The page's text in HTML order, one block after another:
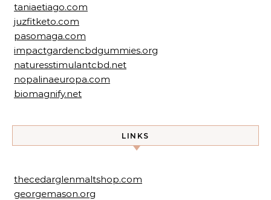
taniaetiago.com
juzfitketo.com
pasomaga.com
impactgardencbdgummies.org
naturesstimulantcbd.net
nopalinaeuropa.com
biomagnify.net
LINKS
thecedarglenmaltshop.com
georgemason.org